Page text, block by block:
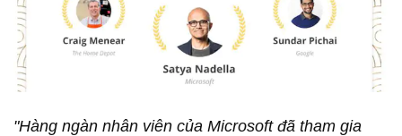
"Hàng ngàn nhân viên của Microsoft đã tham gia